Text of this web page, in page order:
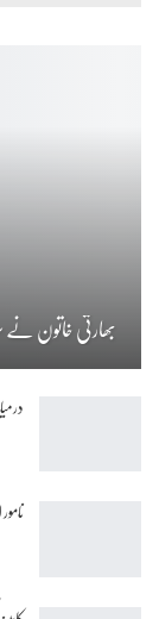
بھارتی خاتون نے
درمیانی عمر میں 3